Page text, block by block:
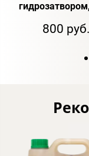
800 руб.